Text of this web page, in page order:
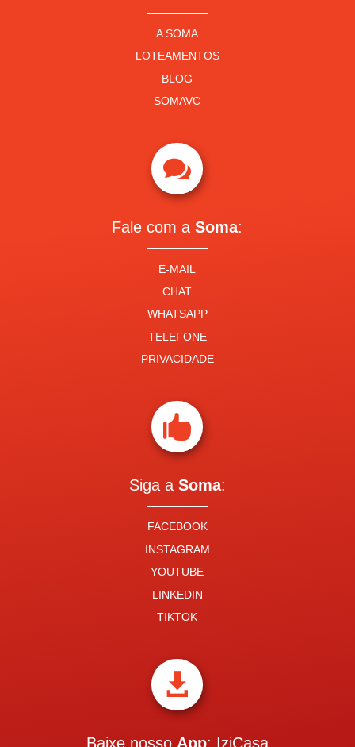
A SOMA
LOTEAMENTOS
BLOG
SOMAVC

Fale com aSoma:
E-MAIL
CHAT
WHATSAPP
TELEFONE
PRIVACIDADE

Siga a Soma:
FACEBOOK
INSTAGRAM
YOUTUBE
LINKEDIN
TIKTOK

Baixe nosso App: IziCasa